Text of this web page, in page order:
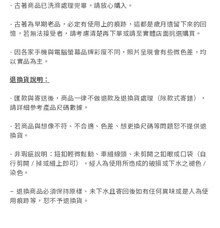
- 古著商品已洗滌處理完畢，請放心購入。
- 古著為早期老品，必定有使用上的痕跡，這都是歲月遺留下來的回
憶，若無法接受者，請考慮清楚再下單或請至實體店面挑選購買。
- 因各家手機與電腦螢幕品牌彩度不同，照片呈現會有些微色差，均
以實品為主。
退換貨說明：
- 匯款與寄送後，商品一律不做退款及退換貨處理（除款式寄錯），
請詳細參考產品尺碼數據 。
- 若商品與想像不符、不合適、色差、想更換尺碼等問題恕不提供退
換貨。
- 非瑕疵說明：鈕釦輕微鬆動、車縫線頭、未剪開之釦眼或口袋（自
行剪開 / 掉或縫上即可），經人為使用所造成的破損或下水之褪色 /
染色。
- 退換商品必須保持原樣、未下水且寄回後如有任何異味或是人為使
用痕跡等 ， 恕不予退換貨。